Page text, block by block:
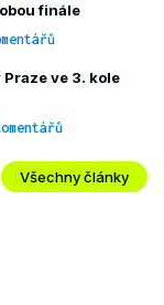
finále
ve 3. kole
Všechny články